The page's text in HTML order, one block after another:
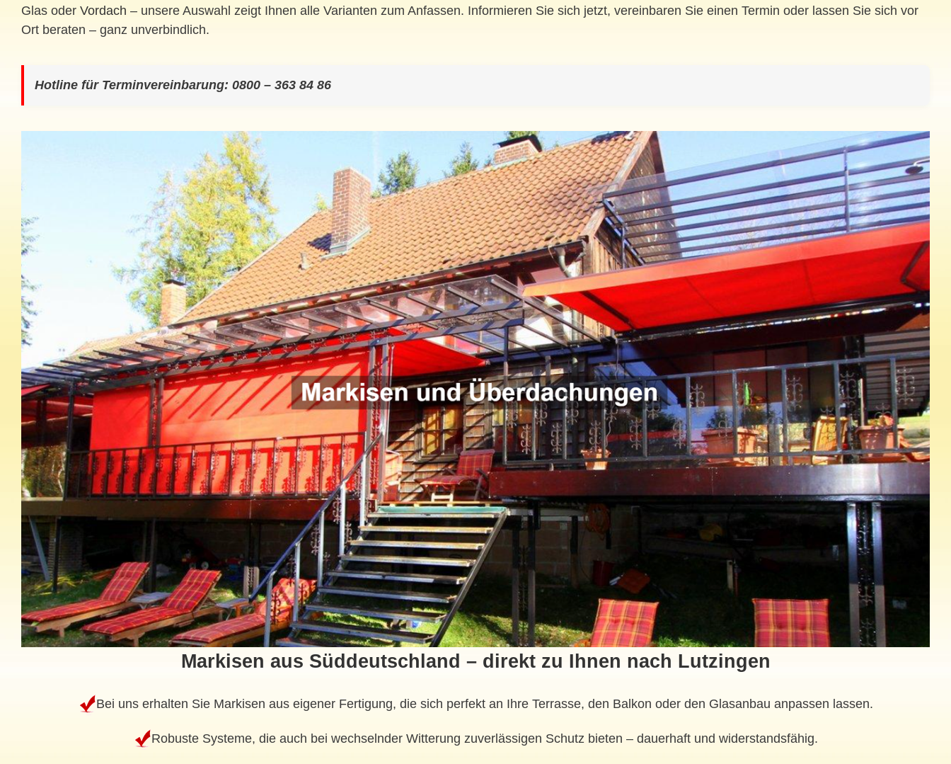
Glas oder Vordach – unsere Auswahl zeigt Ihnen alle Varianten zum Anfassen. Informieren Sie sich jetzt, vereinbaren Sie einen Termin oder lassen Sie sich vor
Ort beraten – ganz unverbindlich.
Hotline für Terminvereinbarung: 0800 – 363 84 86
Markisen aus Süddeutschland – direkt zu Ihnen nach Lutzingen
Bei uns erhalten Sie Markisen aus eigener Fertigung, die sich perfekt an Ihre Terrasse, den Balkon oder den Glasanbau anpassen lassen.
Robuste Systeme, die auch bei wechselnder Witterung zuverlässigen Schutz bieten – dauerhaft und widerstandsfähig.